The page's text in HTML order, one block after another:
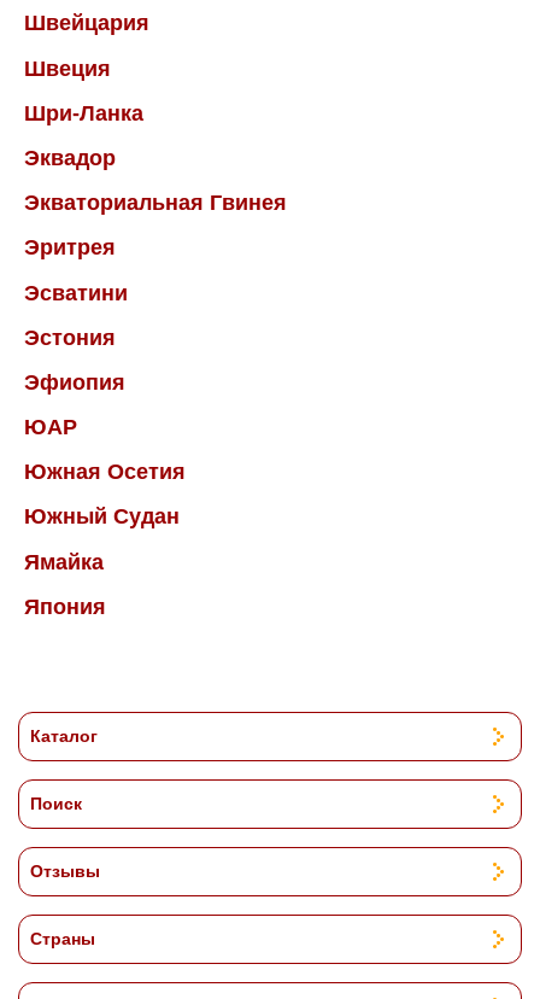
Швейцария
Швеция
Шри-Ланка
Эквадор
Экваториальная Гвинея
Эритрея
Эсватини
Эстония
Эфиопия
ЮАР
Южная Осетия
Южный Судан
Ямайка
Япония
Каталог
Поиск
Отзывы
Страны